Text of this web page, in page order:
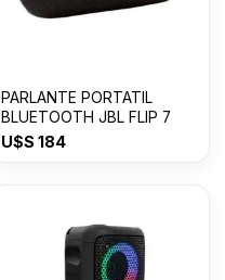
PARLANTE PORTATIL
BLUETOOTH JBL FLIP 7
U$S 184